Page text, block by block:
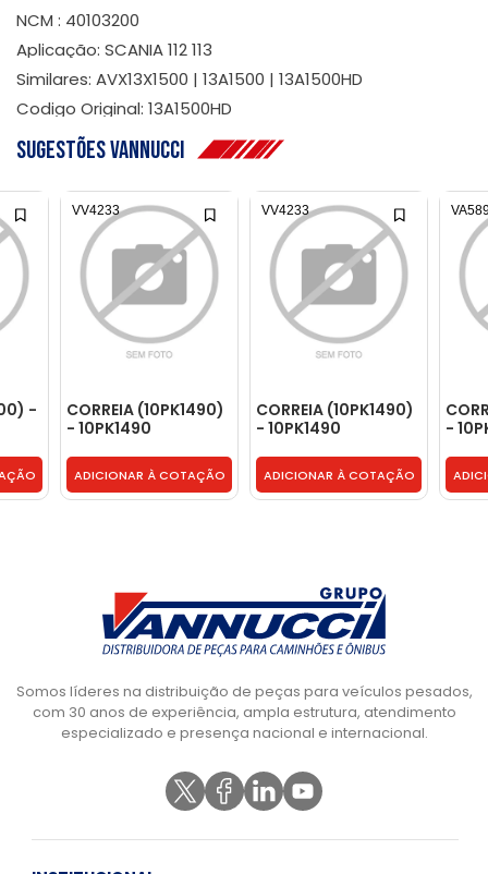
NCM : 40103200
Aplicação: SCANIA 112 113
Similares: AVX13X1500 | 13A1500 | 13A1500HD
Codigo Original: 13A1500HD
Sugestões Vannucci
-
CORREIA (10PK1490)
- 10PK1490
ADICIONAR À COTAÇÃO
VV4233
CORREIA (10PK1490)
- 10PK1490
ADICIONAR À COTAÇÃO
VV4233
-
Somos líderes na distribuição de peças para veículos pesados,
com 30 anos de experiência, ampla estrutura, atendimento
especializado e presença nacional e internacional.